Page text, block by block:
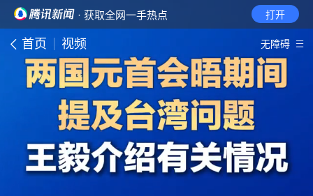
· 获取全网一手热点 打开
首页 视频 无障碍